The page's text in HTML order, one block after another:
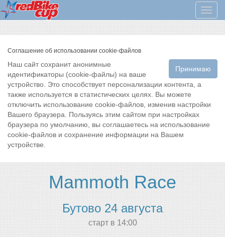
Меню
Соглашение об использовании cookie-файлов
Принимаю
Наш сайт сохранит анонимные
идентификаторы (cookie-файлы) на ваше
устройство. Это способствует персонализации контента, а
также используется в статистических целях. Вы можете
отключить использование cookie-файлов, изменив настройки
Вашего браузера. Пользуясь этим сайтом при настройках
браузера по умолчанию, вы соглашаетесь на использование
cookie-файлов и сохранение информации на Вашем
устройстве.
Mammoth Race
Бутово 24 августа
cтарт в 14:00